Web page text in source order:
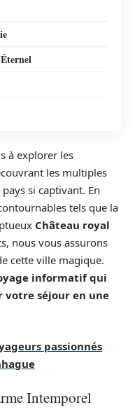
à explorer les
les multiples
pays si captivant. En
tels que la
Château royal
nous vous assurons
cette ville magique.
informatif qui
séjour en une
passionnés
Intemporel